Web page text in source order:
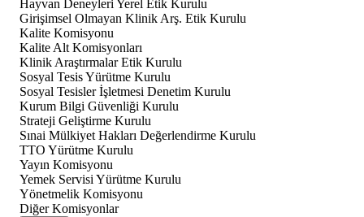
Hayvan Deneyleri Yerel Etik Kurulu
Girişimsel Olmayan Klinik Arş. Etik Kurulu
Kalite Komisyonu
Kalite Alt Komisyonları
Klinik Araştırmalar Etik Kurulu
Sosyal Tesis Yürütme Kurulu
Sosyal Tesisler İşletmesi Denetim Kurulu
Kurum Bilgi Güvenliği Kurulu
Strateji Geliştirme Kurulu
Sınai Mülkiyet Hakları Değerlendirme Kurulu
TTO Yürütme Kurulu
Yayın Komisyonu
Yemek Servisi Yürütme Kurulu
Yönetmelik Komisyonu
Diğer Komisyonlar